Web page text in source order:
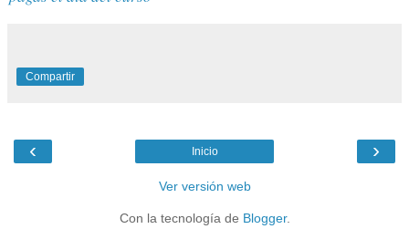
Compartir
‹ ›
Inicio
Ver versión web
Con la tecnología de Blogger.